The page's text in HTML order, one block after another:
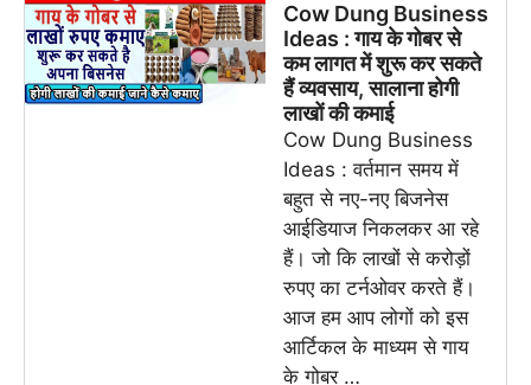
Cow Dung Business
Ideas : गाय के गोबर से
कम लागत में शुरू कर सकते
हैं व्यवसाय, सालाना होगी
लाखों की कमाई
Cow Dung Business
Ideas : वर्तमान समय में
बहुत से नए-नए बिजनेस
आईडियाज निकलकर आ रहे
हैं। जो कि लाखों से करोड़ों
रुपए का टर्नओवर करते हैं।
आज हम आप लोगों को इस
आर्टिकल के माध्यम से गाय
के गोबर …